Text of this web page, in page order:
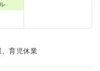
育児休業